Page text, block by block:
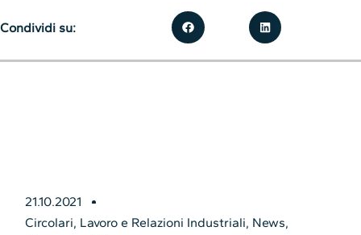
21.10.2021
Circolari, Lavoro e Relazioni Industriali, News,
Condividi su: